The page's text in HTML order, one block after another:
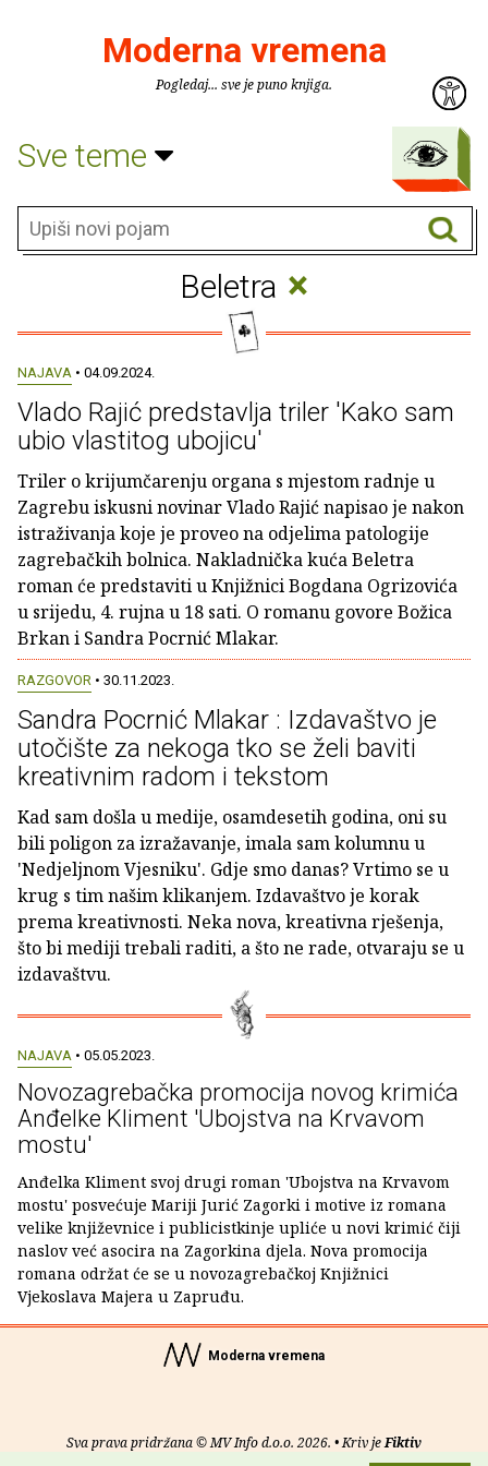
Moderna vremena
Pogledaj... sve je puno knjiga.
Sve teme
Beletra ×
NAJAVA • 04.09.2024.
Vlado Rajić predstavlja triler 'Kako sam
ubio vlastitog ubojicu'
Triler o krijumčarenju organa s mjestom radnje u
Zagrebu iskusni novinar Vlado Rajić napisao je nakon
istraživanja koje je proveo na odjelima patologije
zagrebačkih bolnica. Nakladnička kuća Beletra
roman će predstaviti u Knjižnici Bogdana Ogrizovića
u srijedu, 4. rujna u 18 sati. O romanu govore Božica
Brkan i Sandra Pocrnić Mlakar.
RAZGOVOR • 30.11.2023.
Sandra Pocrnić Mlakar : Izdavaštvo je
utočište za nekoga tko se želi baviti
kreativnim radom i tekstom
Kad sam došla u medije, osamdesetih godina, oni su
bili poligon za izražavanje, imala sam kolumnu u
'Nedjeljnom Vjesniku'. Gdje smo danas? Vrtimo se u
krug s tim našim klikanjem. Izdavaštvo je korak
prema kreativnosti. Neka nova, kreativna rješenja,
što bi mediji trebali raditi, a što ne rade, otvaraju se u
izdavaštvu.
NAJAVA • 05.05.2023.
Novozagrebačka promocija novog krimića
Anđelke Kliment 'Ubojstva na Krvavom
mostu'
Anđelka Kliment svoj drugi roman 'Ubojstva na Krvavom
mostu' posvećuje Mariji Jurić Zagorki i motive iz romana
velike književnice i publicistkinje upliće u novi krimić čiji
naslov već asocira na Zagorkina djela. Nova promocija
romana održat će se u novozagrebačkoj Knjižnici
Vjekoslava Majera u Zapruđu.
Moderna vremena
Sva prava pridržana © MV Info d.o.o. 2026. • Kriv jeFiktiv